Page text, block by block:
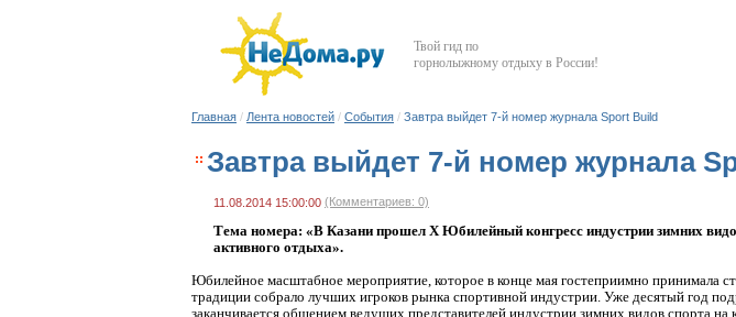
Твой гид по
горнолыжному отдыху в России!
Главная / Лента новостей / События / Завтра выйдет 7-­й номер журнала Sport Build
Завтра выйдет 7-­й номер журнала
11.08.2014 15:00:00 (Комментариев: 0)
Тема номера: «В Казани прошел X Юбилейный конгресс индустрии зимних
активного отдыха».
Юбилейное масштабное мероприятие, которое в конце мая гостеприимно принимала
традиции собрало лучших игроков рынка спортивной индустрии. Уже десятый год
заканчивается общением ведущих представителей индустрии зимних видов спорта на